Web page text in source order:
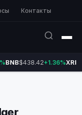
Контакты
BNB$438.42+1.36%XRP